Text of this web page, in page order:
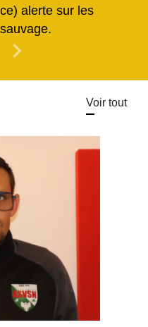
alerte sur les
chevron_right
Voir tout